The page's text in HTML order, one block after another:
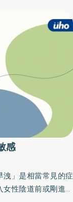
眾有大幅增加的趨
衡和個人健康的管
近寒流多，家裡幾
製鴛鴦麻辣鍋來大
先生突然覺得鼻子
是滿手的鮮血，連
鼻血，第二天早上
出的痰中也充滿血
先生心驚之餘趕緊
劉耿僚醫師詳細檢查
示，寒冬季節耳鼻
人也比平時增加了
腔黏膜受到刺激或
藏致命的腫瘤。不過
為保暖使用電暖器
感
」是相當常見的症
性陰道前或剛進入